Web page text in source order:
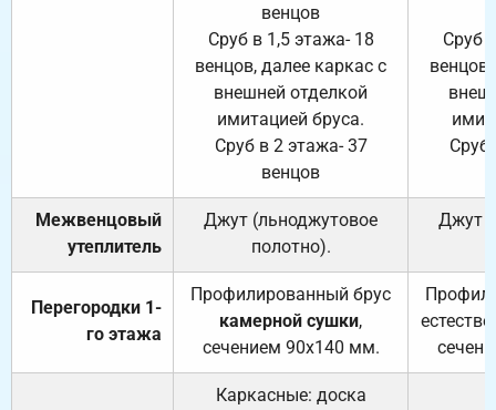
венцов
Сруб в 1,5 этажа- 18
венцов, далее каркас с
внешней отделкой
имитацией бруса.
Сруб в 2 этажа- 37
венцов
Сруб
Сруб
Межвенцовый
утеплитель
Джут (льноджутовое
полотно).
Джут
Перегородки 1-
го этажа
Профилированный брус
камерной сушки,
сечением 90х140 мм.
Каркасные: доска